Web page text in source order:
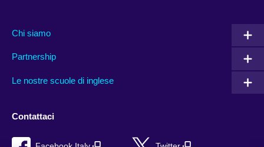
Chi siamo
Partnership
Le nostre scuole di inglese
Contattaci